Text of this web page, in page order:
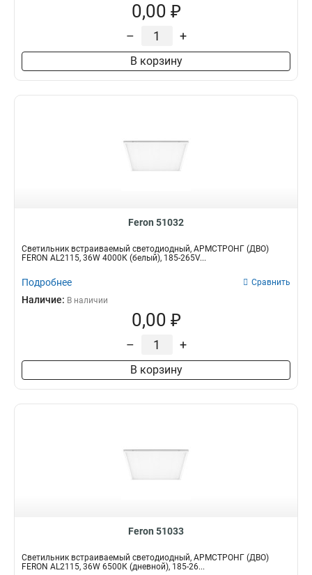
0,00 ₽
– +
В корзину
Feron 51032
Светильник встраиваемый светодиодный, АРМСТРОНГ (ДВО)
FERON AL2115, 36W 4000К (белый), 185-265V...
Подробнее Сравнить
Наличие: В наличии
0,00 ₽
– +
В корзину
Feron 51033
Светильник встраиваемый светодиодный, АРМСТРОНГ (ДВО)
FERON AL2115, 36W 6500К (дневной), 185-26...